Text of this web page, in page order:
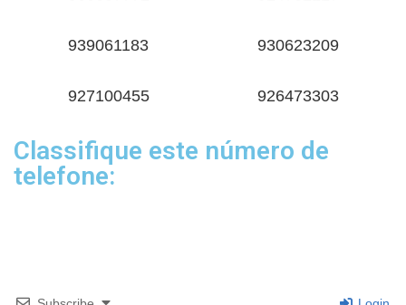
939061183 930623209
927100455 926473303
Classifique este número de
telefone: